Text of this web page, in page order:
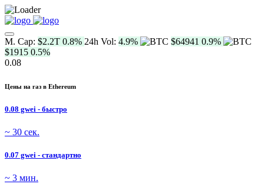
M. Cap: $2.2T 0.8% 24h Vol: 4.9% $64941 0.9%
$1915 0.5%
0.08
Цены на газ в Ethereum
0.08 gwei - быстро
~ 30 сек.
0.07 gwei - стандартно
~ 3 мин.